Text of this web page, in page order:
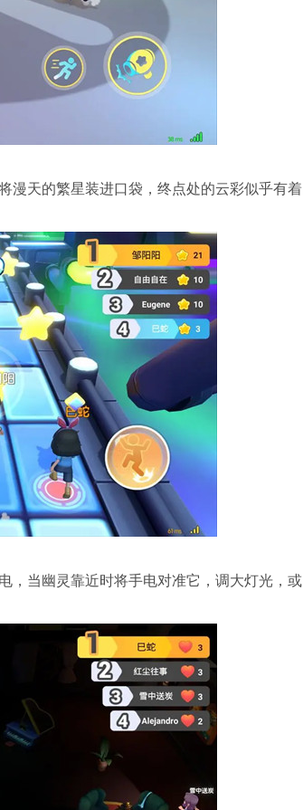
漫天的繁星装进口袋，终点处的云彩似乎有着
，当幽灵靠近时将手电对准它，调大灯光，或